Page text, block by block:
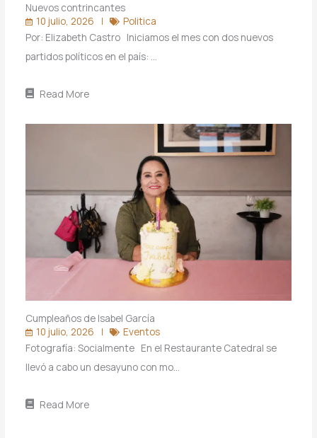
Nuevos contrincantes
10 julio, 2026
Politica
Por: Elizabeth Castro Iniciamos el mes con dos nuevos
partidos políticos en el país: …
Read More
Cumpleaños de Isabel García
10 julio, 2026
Eventos
Fotografía: Socialmente En el Restaurante Catedral se
llevó a cabo un desayuno con mo…
Read More